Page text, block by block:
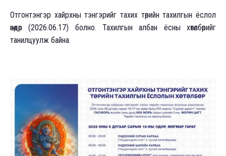
Отгонтэнгэр хайрхны тэнгэрийг тахих төрийн тахилгын ёслол
өнөөдөр (2026.06.17) болно. Тахилгын албан ёсны хөтөлбөрийг
танилцуулж байна.